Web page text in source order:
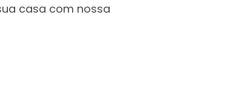
casa com nossa